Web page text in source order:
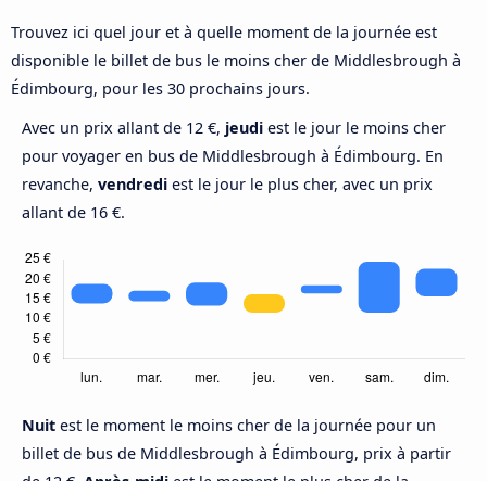
Trouvez ici quel jour et à quelle moment de la journée est
disponible le billet de bus le moins cher de Middlesbrough à
Édimbourg, pour les 30 prochains jours.
Avec un prix allant de 12 €, jeudi est le jour le moins cher
pour voyager en bus de Middlesbrough à Édimbourg. En
revanche, vendredi est le jour le plus cher, avec un prix
allant de 16 €.
Nuit est le moment le moins cher de la journée pour un
billet de bus de Middlesbrough à Édimbourg, prix à partir